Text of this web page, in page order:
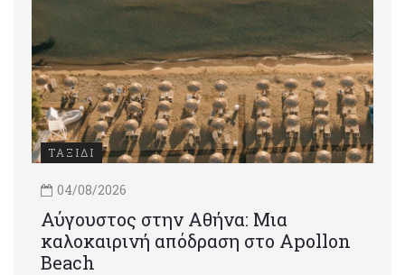
ΤΑΞΙΔΙ
04/08/2026
Αύγουστος στην Αθήνα: Μια
καλοκαιρινή απόδραση στο Apollon
Beach